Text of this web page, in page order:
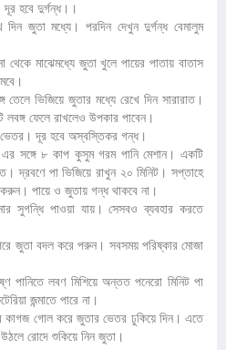
দূর হবে দুর্গন্ধ।।
দিন জুতা মধ্যে। পরদিন দেখুন দুর্গন্ধ বেমালুম
থেকে মাঝেমধ্যে জুতা খুলে পায়ের পাতায় বাতাস
ভিজিয়ে জুতার মধ্যে রেখে দিন সারারাত।
ফেলে রাখলেও উপকার পাবেন।
ভেতর। দূর হবে অস্বস্তিকর গন্ধ।
সঙ্গে ৮ কাপ কুসুম গরম পানি মেশান। একটি
দ্রবণে পা ভিজিয়ে রাখুন ২০ মিনিট। সপ্তাহে
পায়ে ও জুতায় গন্ধ থাকবে না।
সুগন্ধি পাওয়া যায়। সেসবও ব্যবহার করতে
জুতা বদল করে পরুন। সবসময় পরিষ্কার মোজা
পানিতে লবণ মিশিয়ে অন্তত পনেরো মিনিট পা
জন্মাতে পারে না।
কাগজ গোল করে জুতার ভেতর ঢুকিয়ে দিন। এতে
রোদে শুকিয়ে নিন জুতা।